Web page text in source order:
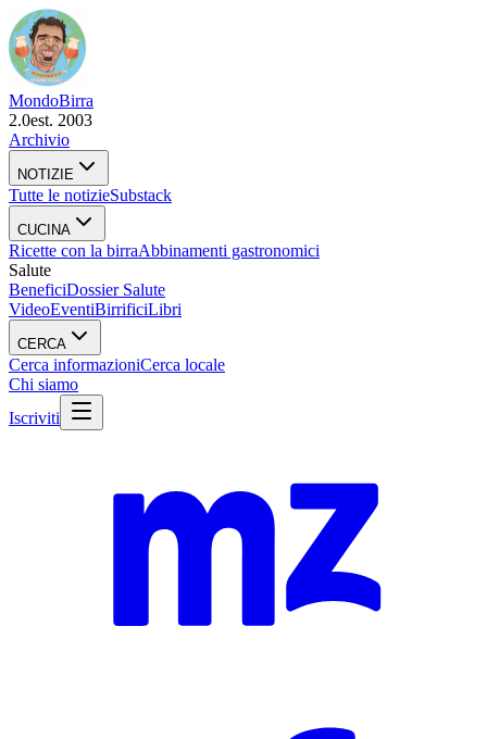
MondoBirra
2.0est. 2003
Archivio
NOTIZIE
Tutte le notizieSubstack
CUCINA
Ricette con la birraAbbinamenti gastronomici
Salute
BeneficiDossier Salute
VideoEventiBirrificiLibri
CERCA
Cerca informazioniCerca locale
Chi siamo
Iscriviti